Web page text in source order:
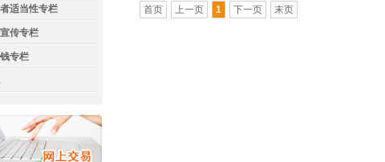
适当性专栏
传专栏
专栏
首页 上一页 1 下一页 末页